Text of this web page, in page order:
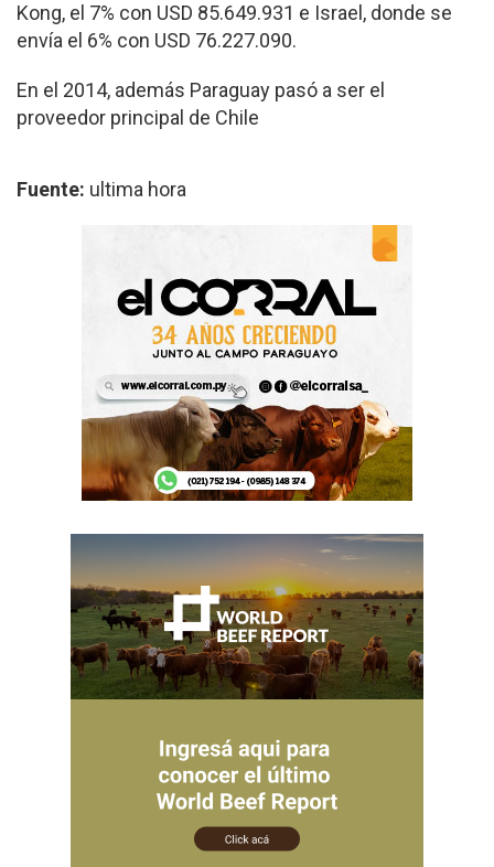
Kong, el 7% con USD 85.649.931 e Israel, donde se
envía el 6% con USD 76.227.090.
En el 2014, además Paraguay pasó a ser el
proveedor principal de Chile
Fuente: ultima hora